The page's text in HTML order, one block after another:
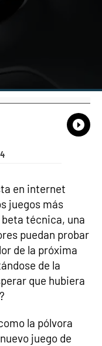
en internet
juegos más
técnica, una
puedan probar
de la próxima
de la
que hubiera
la pólvora
juego de